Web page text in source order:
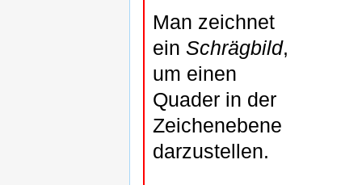
Man zeichnet
ein Schrägbild,
um einen
Quader in der
Zeichenebene
darzustellen.